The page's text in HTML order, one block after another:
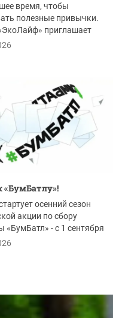
время, чтобы
полезные привычки.
приглашает
и всего...
«БумБатлу»!
осенний сезон
акции по сбору
«БумБатл» - с 1 сентября
Акция...